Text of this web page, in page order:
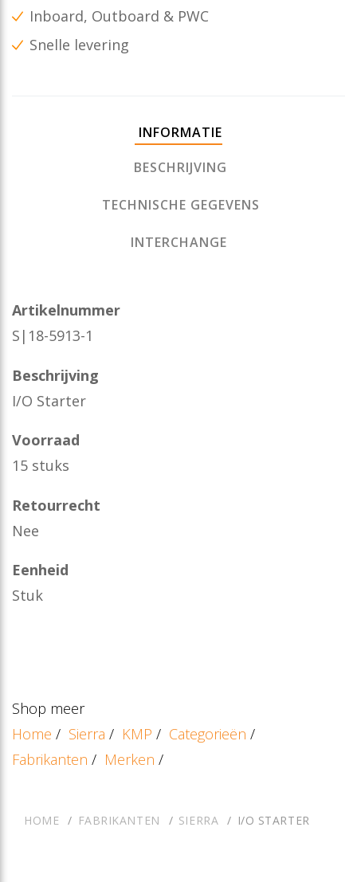
Inboard, Outboard & PWC
Snelle levering
INFORMATIE
BESCHRIJVING
TECHNISCHE GEGEVENS
INTERCHANGE
Artikelnummer
S|18-5913-1
Beschrijving
I/O Starter
Voorraad
15 stuks
Retourrecht
Nee
Eenheid
Stuk
Shop meer
Home / Sierra / KMP / Categorieën /
Fabrikanten / Merken /
HOME FABRIKANTEN SIERRA I/O STARTER